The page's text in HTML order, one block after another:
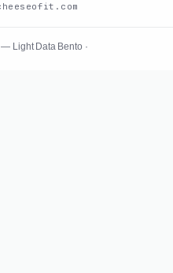
Light Data Bento ·